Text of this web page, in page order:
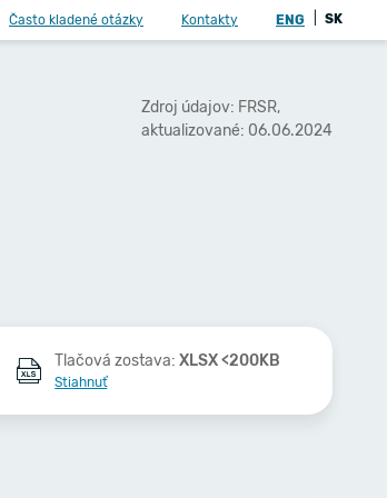
Často kladené otázky Kontakty ENG SK
Zdroj údajov: FRSR,
aktualizované: 06.06.2024
Tlačová zostava:XLSX <200KB
Stiahnuť